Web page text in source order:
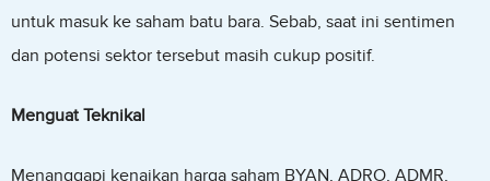
untuk masuk ke saham batu bara. Sebab, saat ini sentimen
dan potensi sektor tersebut masih cukup positif.
Menguat Teknikal
Menanggapi kenaikan harga saham BYAN, ADRO, ADMR,